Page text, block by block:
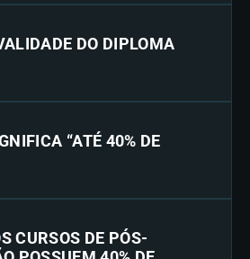
DO DIPLOMA
“ATÉ 40% DE
CURSOS DE PÓS-